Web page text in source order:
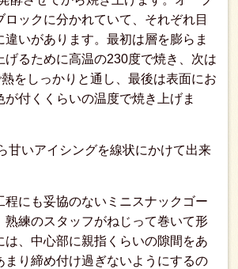
ロックに分かれていて、それぞれ目
違いがあります。最初は層を膨らま
げるために高温の230度で焼き、次は
をしっかりと通し、最後は表面にお
が付くくらいの温度で焼き上げま
甘いアイシングを線状にかけて出来
程にも妥協のないミニスナックゴー
熟練のスタッフがねじって巻いて形
は、中心部に親指くらいの隙間をあ
まり締め付け過ぎないようにするの